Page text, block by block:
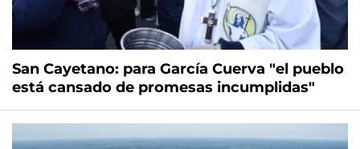
San Cayetano: para García Cuerva "el pueblo
está cansado de promesas incumplidas"